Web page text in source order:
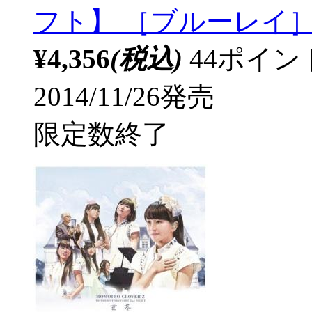
フト】 ［ブルーレイ
¥4,356(税込) 44ポイ
2014/11/26発売
限定数終了